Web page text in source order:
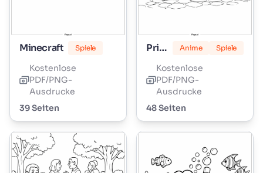
Minecraft Spiele
Kostenlose
PDF/PNG-
Ausdrucke
39 Seiten
Prinzessin Peach Anime Spiele
Kostenlose
PDF/PNG-
Ausdrucke
48 Seiten